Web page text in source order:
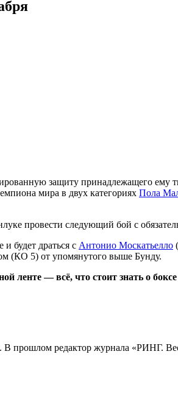
защиту принадлежащего ему
мира в двух категориях Пола
провести следующий бой с
будет драться с Антонио Москатьелло
(КО 5) от упомянутого выше Бунду.
ленте — всё, что стоит знать о
прошлом редактор журнала «РИНГ.